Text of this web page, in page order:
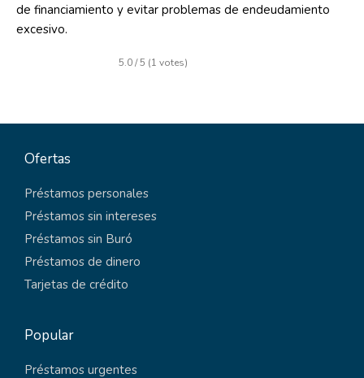
de financiamiento y evitar problemas de endeudamiento
excesivo.
5.0 / 5 (1 votes)
Ofertas
Préstamos personales
Préstamos sin intereses
Préstamos sin Buró
Préstamos de dinero
Tarjetas de crédito
Popular
Préstamos urgentes